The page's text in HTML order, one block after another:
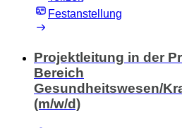
Festanstellung
Projektleitung in der
Bereich
Gesundheitswesen/
(m/w/d)